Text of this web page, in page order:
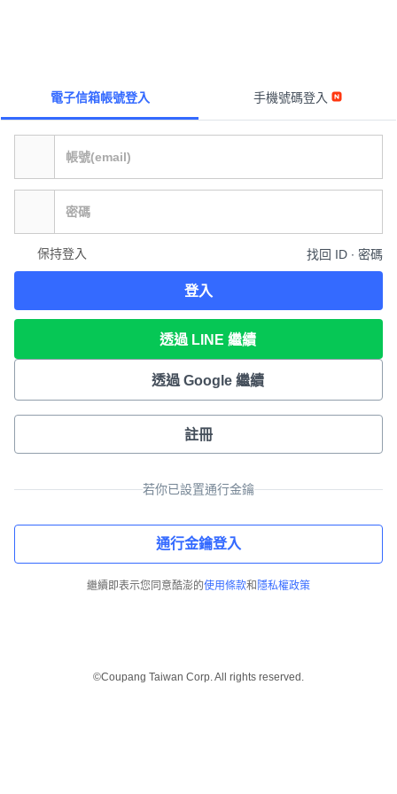
電子信箱帳號登入 手機號碼登入
保持登入 找回 ID ∙ 密碼
登入
透過 LINE 繼續
透過 Google 繼續
註冊
若你已設置通行金鑰
通行金鑰登入
繼續即表示您同意酷澎的使用條款和 隱私權政策
©Coupang Taiwan Corp. All rights reserved.